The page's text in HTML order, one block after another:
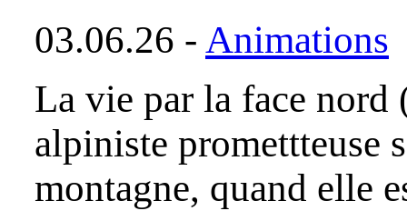
03.06.26 - Animations
La vie par la face
alpiniste promettteuse
montagne, quand elle